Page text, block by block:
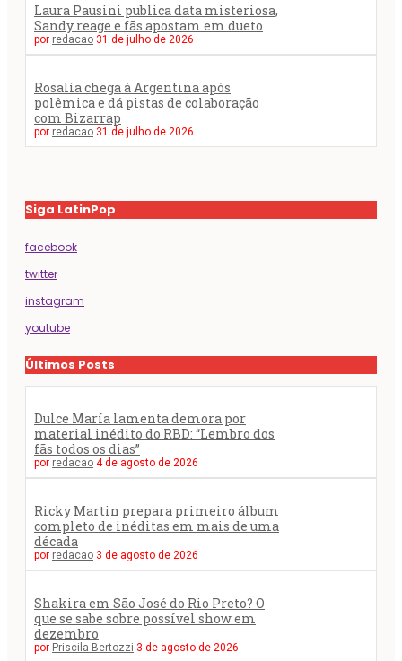
Laura Pausini publica data misteriosa,
Sandy reage e fãs apostam em dueto
por redacao 31 de julho de 2026
Rosalía chega à Argentina após
polêmica e dá pistas de colaboração
com Bizarrap
por redacao 31 de julho de 2026
Siga LatinPop
facebook
twitter
instagram
youtube
Últimos Posts
Dulce María lamenta demora por
material inédito do RBD: “Lembro dos
fãs todos os dias”
por redacao 4 de agosto de 2026
Ricky Martin prepara primeiro álbum
completo de inéditas em mais de uma
década
por redacao 3 de agosto de 2026
Shakira em São José do Rio Preto? O
que se sabe sobre possível show em
dezembro
por Priscila Bertozzi 3 de agosto de 2026